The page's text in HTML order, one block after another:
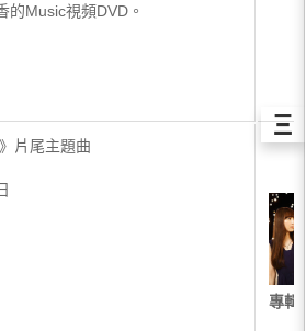
的Music視頻DVD。
片尾主題曲
專輯
Ξ